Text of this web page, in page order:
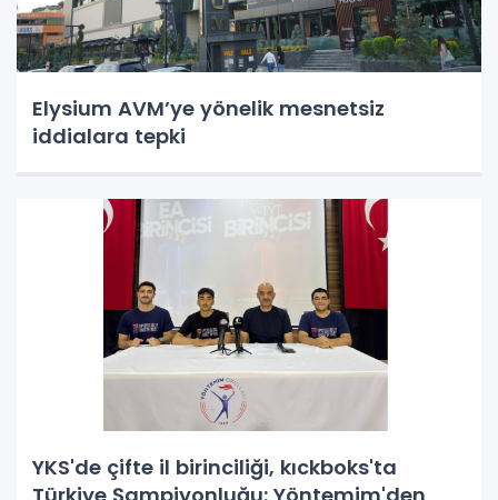
Elysium AVM’ye yönelik mesnetsiz
iddialara tepki
YKS'de çifte il birinciliği, kıckboks'ta